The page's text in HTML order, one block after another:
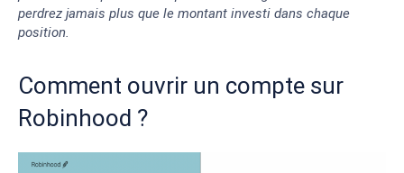
perdrez jamais plus que le montant investi dans chaque
position.
Comment ouvrir un compte sur
Robinhood ?